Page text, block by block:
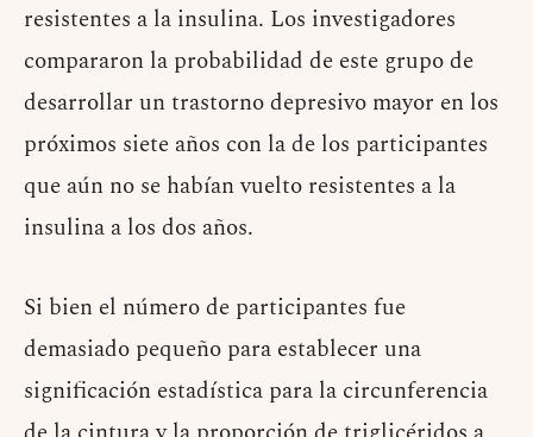
resistentes a la insulina. Los investigadores
compararon la probabilidad de este grupo de
desarrollar un trastorno depresivo mayor en los
próximos siete años con la de los participantes
que aún no se habían vuelto resistentes a la
insulina a los dos años.
Si bien el número de participantes fue
demasiado pequeño para establecer una
significación estadística para la circunferencia